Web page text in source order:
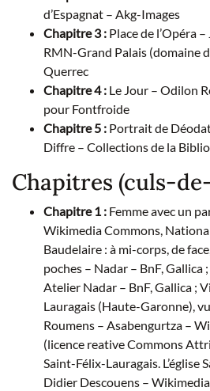
d’Espagnat – Akg-Images
Chapitre 3 : Place de l’Opéra
RMN-Grand Palais (domaine
Querrec
Chapitre 4 : Le Jour – Odilon
pour Fontfroide
Chapitre 5 : Portrait de
Diffre – Collections de la
Chapitres (culs-
Chapitre 1 : Femme avec un
Wikimedia Commons,
Baudelaire : à mi-corps, de
poches – Nadar – BnF, Gallica
Atelier Nadar – BnF, Gallica ;
Lauragais (Haute-Garonne),
Roumens – Asabengurtza –
(licence reative Commons
Saint-Félix-Lauragais. L’église
Didier Descouens –